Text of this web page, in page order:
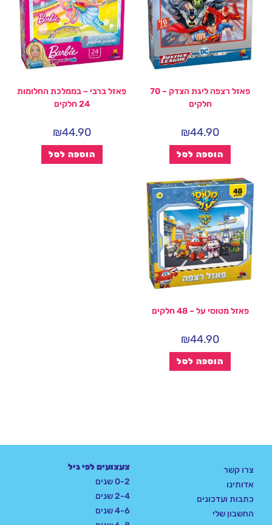
פאזל רצפה ליגת הצדק – 70
חלקים
₪44.90
הוספה לסל
פאזל ברבי – בממלכת החלומות
24 חלקים
₪44.90
הוספה לסל
פאזל מטוסי על – 48 חלקים
₪44.90
הוספה לסל
צרו קשר
אדותינו
כתבות ועדכונים
החשבון שלי
צעצועים לפי גיל
0-2 שנים
2-4 שנים
4-6 שנים